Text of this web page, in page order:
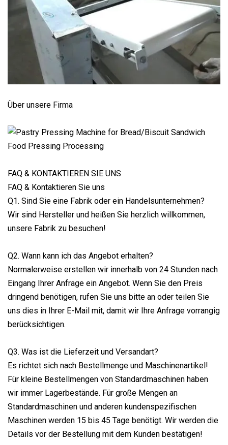
Über unsere Firma
FAQ & KONTAKTIEREN SIE UNS
FAQ & Kontaktieren Sie uns
Q1. Sind Sie eine Fabrik oder ein Handelsunternehmen?
Wir sind Hersteller und heißen Sie herzlich willkommen,
unsere Fabrik zu besuchen!
Q2. Wann kann ich das Angebot erhalten?
Normalerweise erstellen wir innerhalb von 24 Stunden nach
Eingang Ihrer Anfrage ein Angebot. Wenn Sie den Preis
dringend benötigen, rufen Sie uns bitte an oder teilen Sie
uns dies in Ihrer E-Mail mit, damit wir Ihre Anfrage vorrangig
berücksichtigen.
Q3. Was ist die Lieferzeit und Versandart?
Es richtet sich nach Bestellmenge und Maschinenartikel!
Für kleine Bestellmengen von Standardmaschinen haben
wir immer Lagerbestände. Für große Mengen an
Standardmaschinen und anderen kundenspezifischen
Maschinen werden 15 bis 45 Tage benötigt. Wir werden die
Details vor der Bestellung mit dem Kunden bestätigen!